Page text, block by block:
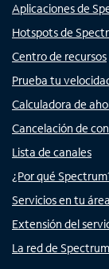
Aplicaciones de
Hotspots de
Centro de recursos
Prueba tu
Calculadora de
Cancelación de
Lista de canales
¿Por qué
Servicios en tu área
Extensión del
La red de Spectrum